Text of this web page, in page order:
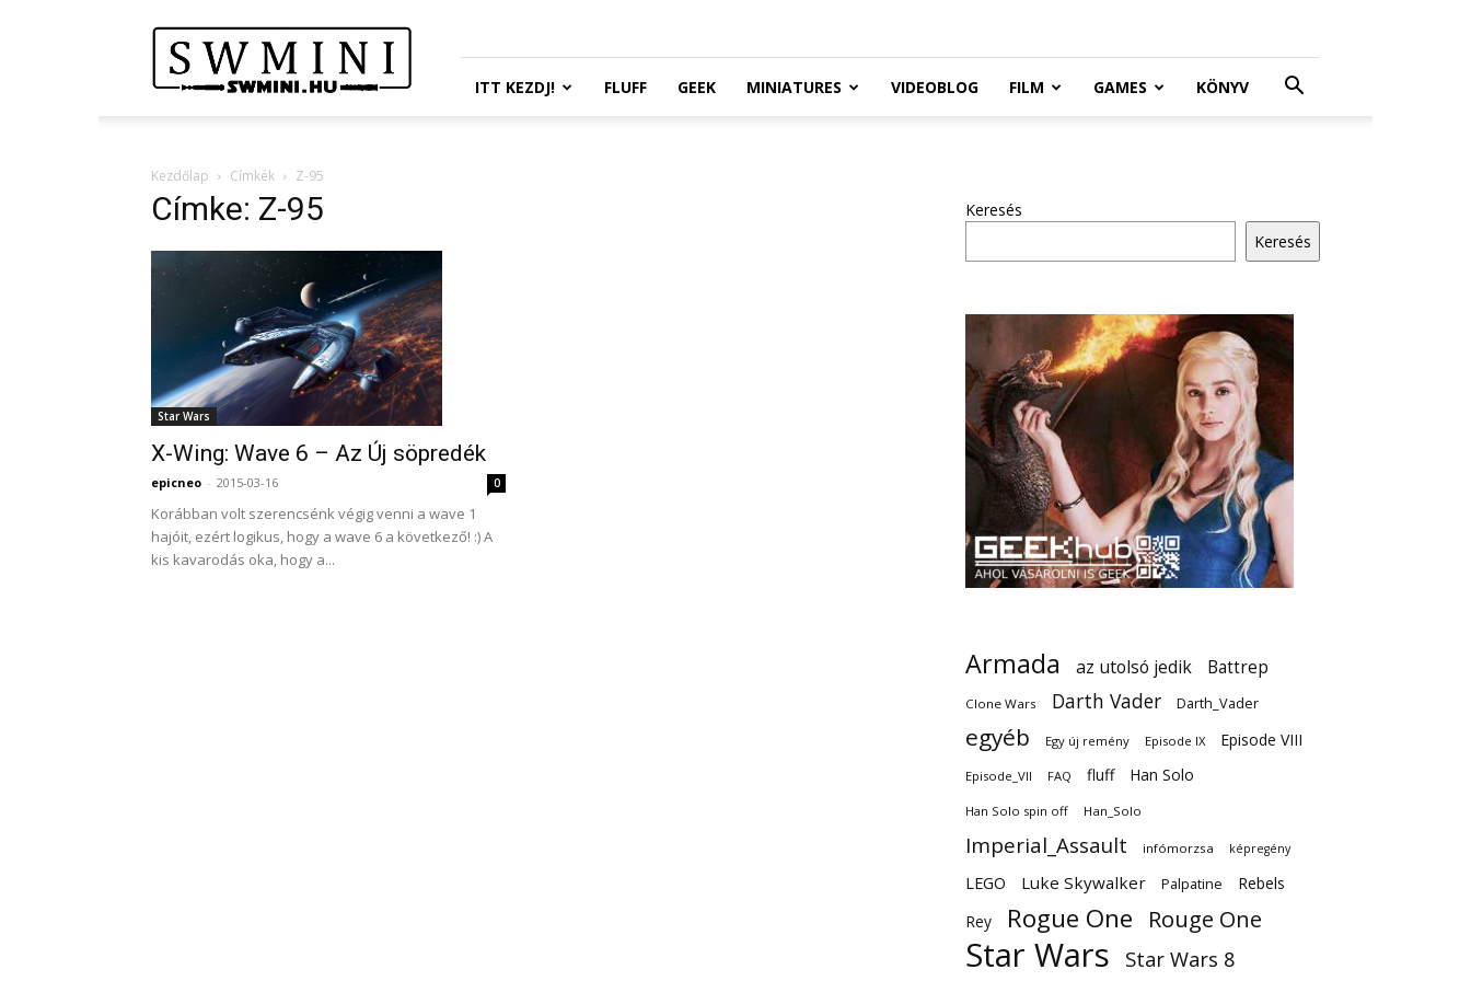
Wars
Miniatures
Portál
ITT KEZDJ! FLUFF GEEK MINIATURES VIDEOBLOG FILM GAMES KÖNYV
Kezdőlap Címkék Z-95
Címke: Z-95
Star Wars
X-Wing: Wave 6 – Az Új söpredék
epicneo - 2015-03-16 0
Korábban volt szerencsénk végig venni a wave 1
hajóit, ezért logikus, hogy a wave 6 a következő! :) A
kis kavarodás oka, hogy a...
Keresés
Keresés
Armada az utolsó jedik Battrep
Clone Wars Darth Vader Darth_Vader
egyéb Egy új remény Episode IX Episode VIII
Episode_VII FAQ fluff Han Solo
Han Solo spin off Han_Solo
Imperial_Assault infómorzsa képregény
LEGO Luke Skywalker Palpatine
Rebels
Rey
Rogue One Rouge One
Star Wars Star Wars 8